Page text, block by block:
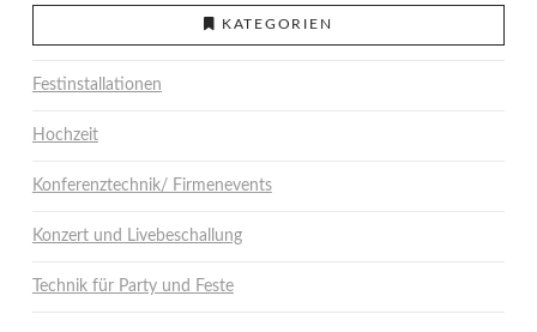
KATEGORIEN
Festinstallationen
Hochzeit
Konferenztechnik/ Firmenevents
Konzert und Livebeschallung
Technik für Party und Feste